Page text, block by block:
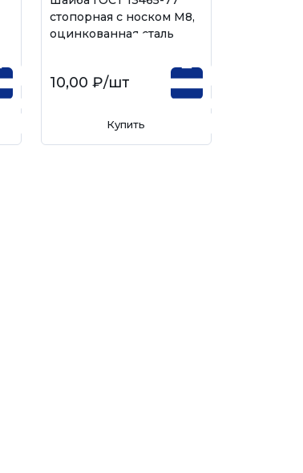
стопорная с носком М8,
оцинкованная сталь
10,00 ₽/шт
Купить